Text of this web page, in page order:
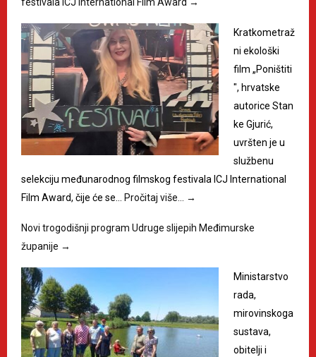
festivala ICJ International Film Award →
Kratkometraž
ni ekološki
film „Poništiti
", hrvatske
autorice Stan
ke Gjurić,
uvršten je u
službenu
selekciju međunarodnog filmskog festivala ICJ International
Film Award, čije će se… Pročitaj više… →
Novi trogodišnji program Udruge slijepih Međimurske
županije →
Ministarstvo
rada,
mirovinskoga
sustava,
obitelji i